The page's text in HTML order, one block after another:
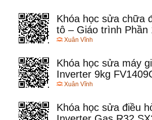
Khóa học sửa chữa
tô – Giáo trình Phần
Xuân Vĩnh
Khóa học sửa máy
Inverter 9kg
Xuân Vĩnh
Khóa học sửa điều